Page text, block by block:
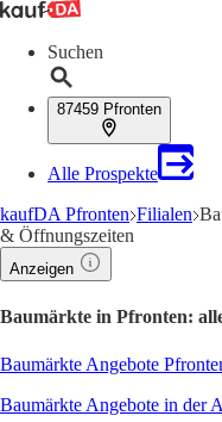
Suchen
87459 Pfronten
Alle Prospekte
kaufDA Pfronten Filialen
& Öffnungszeiten
Anzeigen
Baumärkte in Pfronten:
Baumärkte Angebote
Baumärkte Angebote in der